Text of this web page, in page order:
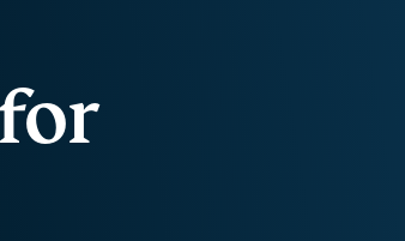
การส
และค
อย่าง